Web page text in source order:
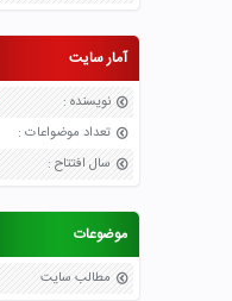
آمار سایت
نویسنده :
تعداد موضواعات :
سال افتتاح :
موضوعات
مطالب سایت